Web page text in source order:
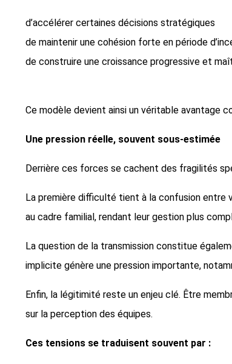
d’accélérer certaines décisions stratégiques
de maintenir une cohésion forte en période
de construire une croissance progressive et
Ce modèle devient ainsi un véritable avantage
Une pression réelle, souvent sous-estimée
Derrière ces forces se cachent des fragilités
La première difficulté tient à la confusion entre
au cadre familial, rendant leur gestion plus
La question de la transmission constitue
implicite génère une pression importante,
Enfin, la légitimité reste un enjeu clé. Être
sur la perception des équipes.
Ces tensions se traduisent souvent par :